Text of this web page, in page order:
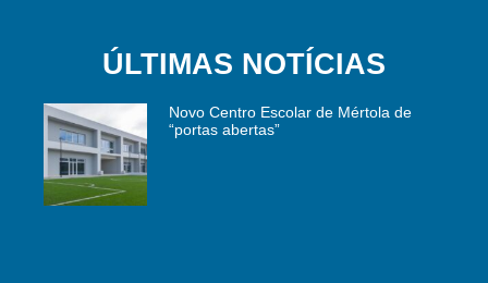
ÚLTIMAS NOTÍCIAS
Novo Centro Escolar de Mértola de
“portas abertas”